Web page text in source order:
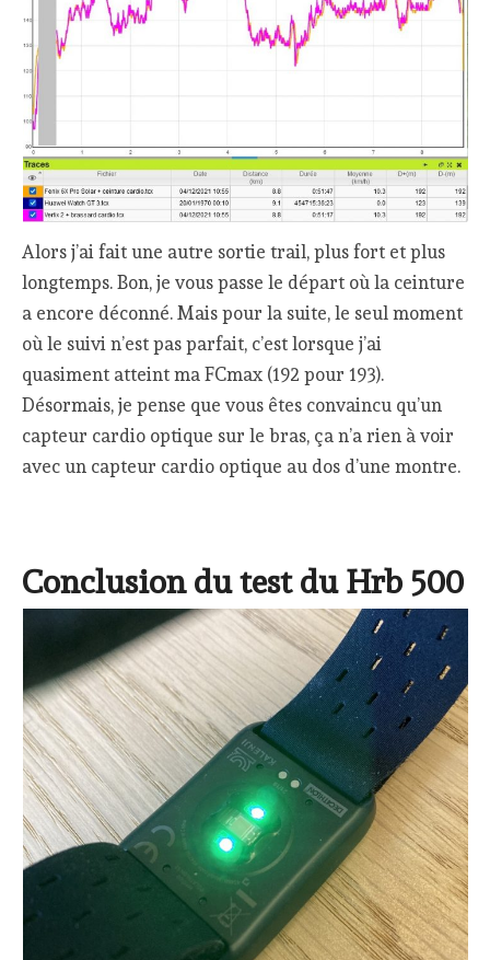
Alors j’ai fait une autre sortie trail, plus fort et plus
longtemps. Bon, je vous passe le départ où la ceinture
a encore déconné. Mais pour la suite, le seul moment
où le suivi n’est pas parfait, c’est lorsque j’ai
quasiment atteint ma FCmax (192 pour 193).
Désormais, je pense que vous êtes convaincu qu’un
capteur cardio optique sur le bras, ça n’a rien à voir
avec un capteur cardio optique au dos d’une montre.
Conclusion du test du Hrb 500